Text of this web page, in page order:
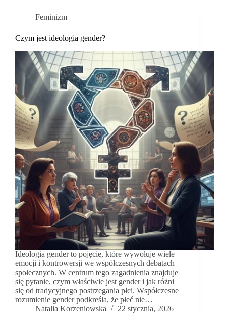
Feminizm
Czym jest ideologia gender?
Ideologia gender to pojęcie, które wywołuje wiele
emocji i kontrowersji we współczesnych debatach
społecznych. W centrum tego zagadnienia znajduje
się pytanie, czym właściwie jest gender i jak różni
się od tradycyjnego postrzegania płci. Współczesne
rozumienie gender podkreśla, że płeć nie…
Natalia Korzeniowska
22 stycznia, 2026